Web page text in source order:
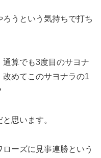
ろうという気持ちで打ち
算でも3度目のサヨナ
めてこのサヨナラの1
思います。
ーズに見事連勝という